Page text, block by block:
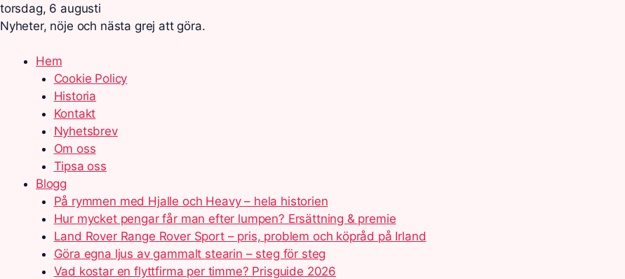
torsdag, 6 augusti
Nyheter, nöje och nästa grej att göra.
Hem
Cookie Policy
Historia
Kontakt
Nyhetsbrev
Om oss
Tipsa oss
Blogg
På rymmen med Hjalle och Heavy – hela historien
Hur mycket pengar får man efter lumpen? Ersättning & premie
Land Rover Range Rover Sport – pris, problem och köpråd på Irland
Göra egna ljus av gammalt stearin – steg för steg
Vad kostar en flyttfirma per timme? Prisguide 2026